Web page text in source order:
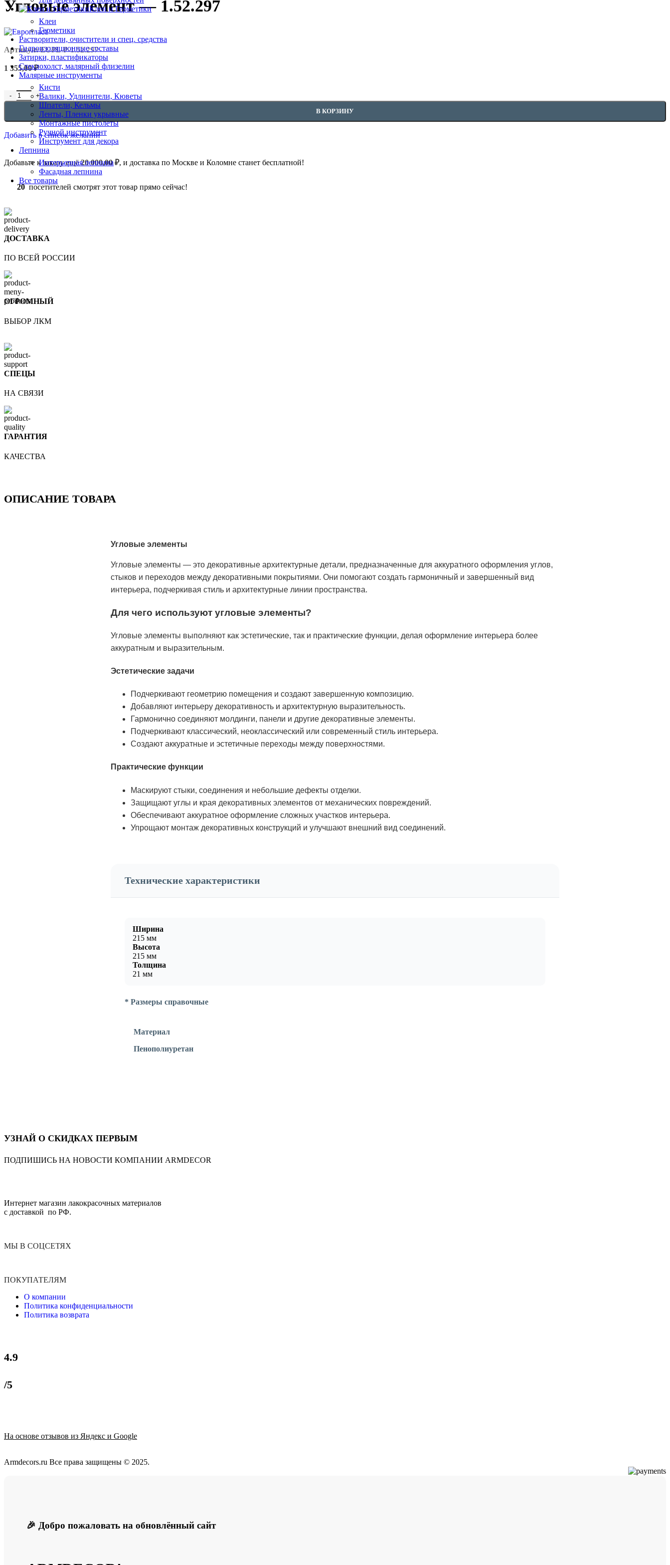
Клеи и Герметики
Клеи
Герметики
Растворители, очистители и спец. средства
Гидроизоляционные составы
Затирки, пластификаторы
Стеклохолст, малярный флизелин
Малярные инструменты
Кисти
Валики, Удлинители, Кюветы
Шпатели, Кельмы
Ленты, Пленки укрывные
Монтажные пистолеты
Ручной инструмент
Инструмент для декора
Лепнина
Интерьерная лепнина
Фасадная лепнина
Все товары
Угловые элемент — 1.52.297
Артикул:EUPL-P-1.52.297
1 355,00₽
В КОРЗИНУ
Добавить в список желаний
Добавьте к заказу ещё20 000,00₽, и доставка по Москве и Коломне станет бесплатной!
20 посетителей смотрят этот товар прямо сейчас!
ДОСТАВКА
ПО ВСЕЙ РОССИИ
ОГРОМНЫЙ
ВЫБОР ЛКМ
СПЕЦЫ
НА СВЯЗИ
ГАРАНТИЯ
КАЧЕСТВА
ОПИСАНИЕ ТОВАРА
Угловые элементы
Угловые элементы — это декоративные архитектурные детали, предназначенные для аккуратного оформления углов,
стыков и переходов между декоративными покрытиями. Они помогают создать гармоничный и завершенный вид
интерьера, подчеркивая стиль и архитектурные линии пространства.
Для чего используют угловые элементы?
Угловые элементы выполняют как эстетические, так и практические функции, делая оформление интерьера более
аккуратным и выразительным.
Эстетические задачи
Подчеркивают геометрию помещения и создают завершенную композицию.
Добавляют интерьеру декоративность и архитектурную выразительность.
Гармонично соединяют молдинги, панели и другие декоративные элементы.
Подчеркивают классический, неоклассический или современный стиль интерьера.
Создают аккуратные и эстетичные переходы между поверхностями.
Практические функции
Маскируют стыки, соединения и небольшие дефекты отделки.
Защищают углы и края декоративных элементов от механических повреждений.
Обеспечивают аккуратное оформление сложных участков интерьера.
Упрощают монтаж декоративных конструкций и улучшают внешний вид соединений.
Технические характеристики
Ширина
215 мм
Высота
215 мм
Толщина
21 мм
* Размеры справочные
Материал
Пенополиуретан
УЗНАЙ О СКИДКАХ ПЕРВЫМ
ПОДПИШИСЬ НА НОВОСТИ КОМПАНИИ ARMDECOR
Интернет магазин лакокрасочных материалов
с доставкой по РФ.
МЫ В СОЦСЕТЯХ
ПОКУПАТЕЛЯМ
О компании
Политика конфиденциальности
Политика возврата
4.9
/5
На основе отзывов из Яндекс и Google
Armdecors.ru Все права защищены © 2025. ​
🎉 Добро пожаловать на обновлённый сайт